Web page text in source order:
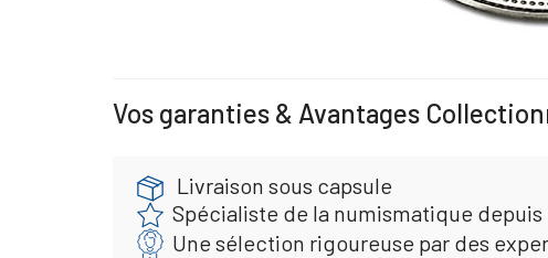
Vos garanties & Avantages
Livraison sous capsule
Spécialiste de la numismatique depuis
Une sélection rigoureuse par des